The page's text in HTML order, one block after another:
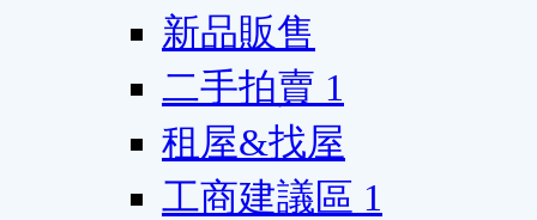
新品販售
二手拍賣 1
租屋&找屋
工商建議區 1